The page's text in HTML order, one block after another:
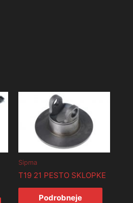
Sipma
T19 21 PESTO SKLOPKE
Podrobneje